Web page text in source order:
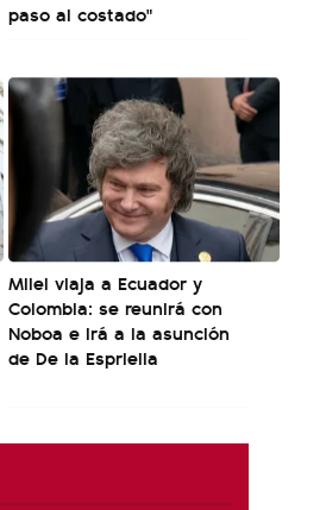
paso al costado"
Milei viaja a Ecuador y
Colombia: se reunirá con
Noboa e irá a la asunción
de De la Espriella